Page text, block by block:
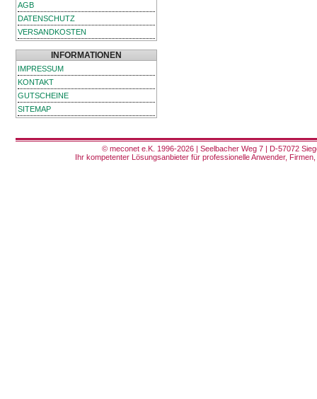
AGB
DATENSCHUTZ
VERSANDKOSTEN
INFORMATIONEN
IMPRESSUM
KONTAKT
GUTSCHEINE
SITEMAP
© meconet e.K. 1996-2026 | Seelbacher Weg 7 | D-57072
Ihr kompetenter Lösungsanbieter für professionelle Anwender,